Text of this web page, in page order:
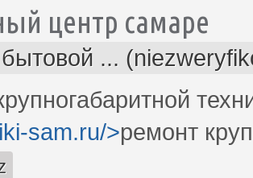
центр самаре
...
sam.ru/>ремонт